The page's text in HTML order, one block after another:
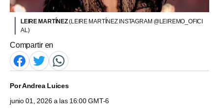
LEIRE MARTÍNEZ(LEIRE MARTÍNEZ INSTAGRAM @LEIREMO_OFICI
AL)
Compartir en
PorAndrea Luices
junio 01, 2026 a las 16:00 GMT-6